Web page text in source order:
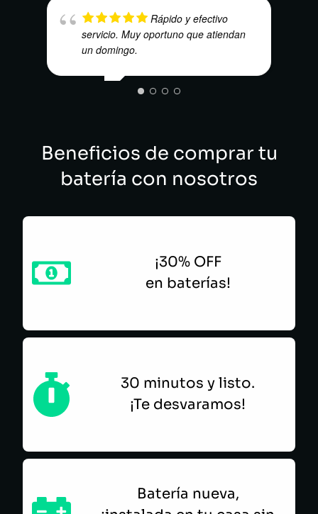
Rápido y efectivo
servicio. Muy oportuno que atiendan
un domingo.
Beneficios de comprar tu
batería con nosotros
¡30% OFF
en baterías!
30 minutos y listo.
¡Te desvaramos!
Batería nueva,